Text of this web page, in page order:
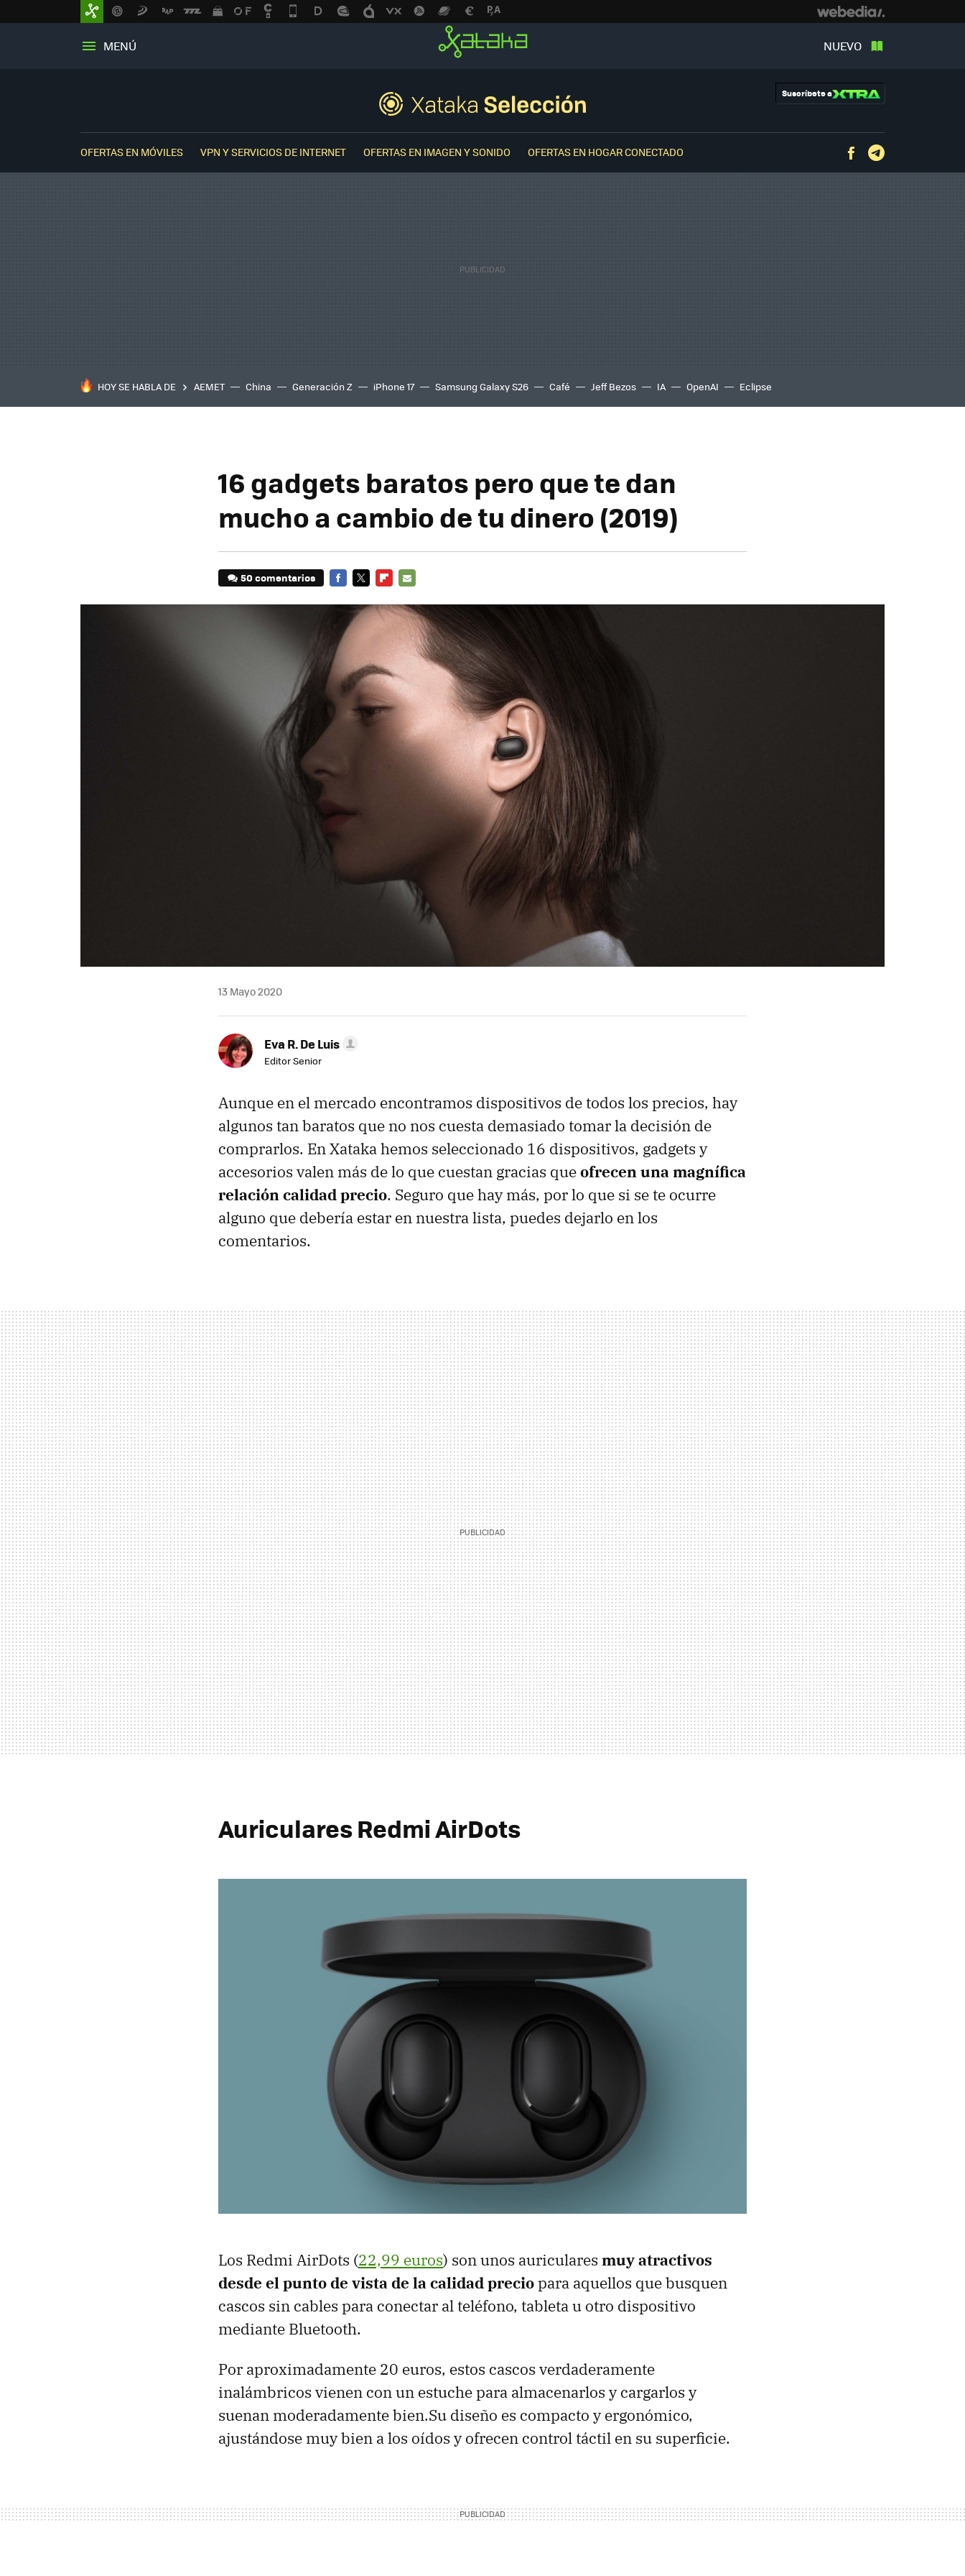
MENÚ NUEVO
Suscríbete a
OFERTAS EN MÓVILES VPN Y SERVICIOS DE INTERNET OFERTAS EN IMAGEN Y SONIDO OFERTAS EN HOGAR CONECTADO Facebook
HOY SE HABLA DE AEMET China Generación Z iPhone 17 Samsung Galaxy S26 Café Jeff Bezos IA OpenAI Eclipse
16 gadgets baratos pero que te dan
mucho a cambio de tu dinero (2019)
50 comentarios
MAIL
13 Mayo 2020
Eva R. De Luis
Editor Senior
Aunque en el mercado encontramos dispositivos de todos los precios, hay
algunos tan baratos que no nos cuesta demasiado tomar la decisión de
comprarlos. En Xataka hemos seleccionado 16 dispositivos, gadgets y
accesorios valen más de lo que cuestan gracias queofrecen una magnífica
relación calidad precio. Seguro que hay más, por lo que si se te ocurre
alguno que debería estar en nuestra lista, puedes dejarlo en los
comentarios.
Auriculares Redmi AirDots
Los Redmi AirDots (22,99 euros) son unos auriculares muy atractivos
desde el punto de vista de la calidad preciopara aquellos que busquen
cascos sin cables para conectar al teléfono, tableta u otro dispositivo
mediante Bluetooth.
Por aproximadamente 20 euros, estos cascos verdaderamente
inalámbricos vienen con un estuche para almacenarlos y cargarlos y
suenan moderadamente bien.Su diseño es compacto y ergonómico,
ajustándose muy bien a los oídos y ofrecen control táctil en su superficie.